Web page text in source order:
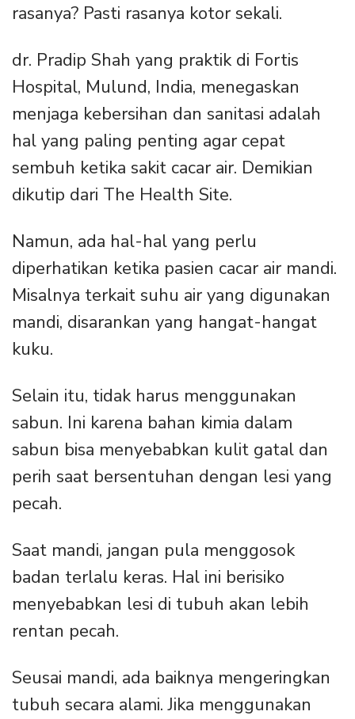
rasanya? Pasti rasanya kotor sekali.
dr. Pradip Shah yang praktik di Fortis
Hospital, Mulund, India, menegaskan
menjaga kebersihan dan sanitasi adalah
hal yang paling penting agar cepat
sembuh ketika sakit cacar air. Demikian
dikutip dari The Health Site.
Namun, ada hal-hal yang perlu
diperhatikan ketika pasien cacar air mandi.
Misalnya terkait suhu air yang digunakan
mandi, disarankan yang hangat-hangat
kuku.
Selain itu, tidak harus menggunakan
sabun. Ini karena bahan kimia dalam
sabun bisa menyebabkan kulit gatal dan
perih saat bersentuhan dengan lesi yang
pecah.
Saat mandi, jangan pula menggosok
badan terlalu keras. Hal ini berisiko
menyebabkan lesi di tubuh akan lebih
rentan pecah.
Seusai mandi, ada baiknya mengeringkan
tubuh secara alami. Jika menggunakan